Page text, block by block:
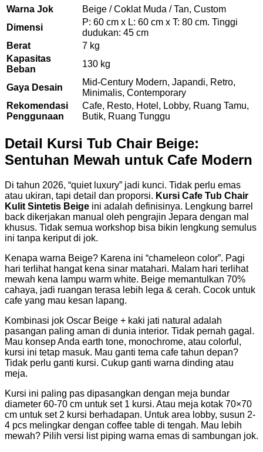
Warna Jok
Beige / Coklat Muda / Tan, Custom
Dimensi
P: 60 cm x L: 60 cm x T: 80 cm. Tinggi
dudukan: 45 cm
Berat
7 kg
Kapasitas
Beban
130 kg
Gaya Desain
Mid-Century Modern, Japandi, Retro,
Minimalis, Contemporary
Rekomendasi
Penggunaan
Cafe, Resto, Hotel, Lobby, Ruang Tamu,
Butik, Ruang Tunggu
Detail Kursi Tub Chair Beige:
Sentuhan Mewah untuk Cafe Modern
Di tahun 2026, “quiet luxury” jadi kunci. Tidak perlu emas
atau ukiran, tapi detail dan proporsi. Kursi Cafe Tub Chair
Kulit Sintetis Beige ini adalah definisinya. Lengkung barrel
back dikerjakan manual oleh pengrajin Jepara dengan mal
khusus. Tidak semua workshop bisa bikin lengkung semulus
ini tanpa keriput di jok.
Kenapa warna Beige? Karena ini “chameleon color”. Pagi
hari terlihat hangat kena sinar matahari. Malam hari terlihat
mewah kena lampu warm white. Beige memantulkan 70%
cahaya, jadi ruangan terasa lebih lega & cerah. Cocok untuk
cafe yang mau kesan lapang.
Kombinasi jok Oscar Beige + kaki jati natural adalah
pasangan paling aman di dunia interior. Tidak pernah gagal.
Mau konsep Anda earth tone, monochrome, atau colorful,
kursi ini tetap masuk. Mau ganti tema cafe tahun depan?
Tidak perlu ganti kursi. Cukup ganti warna dinding atau
meja.
Kursi ini paling pas dipasangkan dengan meja bundar
diameter 60-70 cm untuk set 1 kursi. Atau meja kotak 70×70
cm untuk set 2 kursi berhadapan. Untuk area lobby, susun 2-
4 pcs melingkar dengan coffee table di tengah. Mau lebih
mewah? Pilih versi list piping warna emas di sambungan jok.